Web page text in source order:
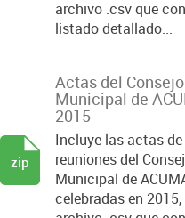
archivo .csv que
listado detallado...
Actas del Consejo
Municipal de
2015
Incluye las actas
reuniones del
Municipal de
celebradas en
zip